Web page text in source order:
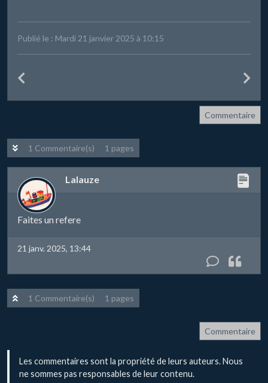
Publié le : Mardi 21 janvier 2025 à 10:15
Commentaire
1 Commentaire(s) 1 pages
Lalauze
Faites un refere
21 janv. 2025, 13:44
1 Commentaire(s) 1 pages
Commentaire
Les commentaires sont la propriété de leurs auteurs. Nous
ne sommes pas responsables de leur contenu.